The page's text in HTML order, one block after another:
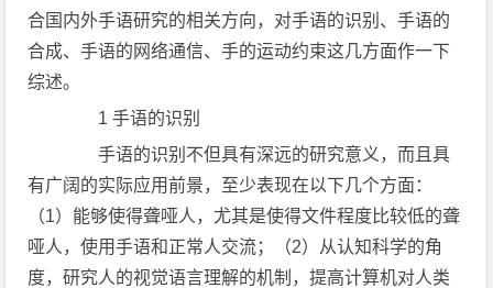
合国内外手语研究的相关方向，对手语的识别、手语的
合成、手语的网络通信、手的运动约束这几方面作一下
综述。
1 手语的识别
手语的识别不但具有深远的研究意义，而且具
有广阔的实际应用前景，至少表现在以下几个方面：
（1）能够使得聋哑人，尤其是使得文件程度比较低的聋
哑人，使用手语和正常人交流；（2）从认知科学的角
度，研究人的视觉语言理解的机制，提高计算机对人类